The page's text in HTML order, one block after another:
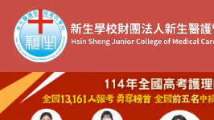
到
主
要
內
容